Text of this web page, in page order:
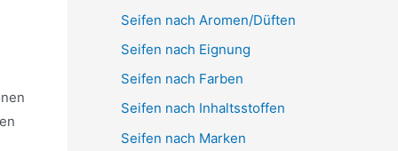
Seifen nach Aromen/Düften
Seifen nach Eignung
Seifen nach Farben
Seifen nach Inhaltsstoffen
Seifen nach Marken